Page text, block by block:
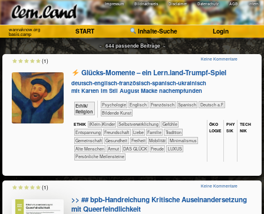
Impressum Bildnachweis Disclaimer Datenschutz AGB Intern
wannaknow.org
basis.camp START Inhalte-Suche Login
~ 644 passende Beiträge ~
Glücks-Momente – ein Lern.land-Trumpf-Spiel
deutsch-englisch-französisch-spanisch-ukrainisch
mit Karten im Stil August Macke nachempfunden
​​​​​​​​​​Ethik/​
Religion
​​​​​​​​​​Psychologie ​​​​Englisch ​​​​Französisch ​​​​Spanisch
​​​Deutsch a.F.
Bildende Kunst
ETHIK (Klein-)Kinder ​​​​​​​​​​​​​​​​​​​​​​​​​​​​​​​​​​​​​​​​Selbst­verwirklichung
​​​​​​​​​​​​​​​Gefühle
​​​​​​​​​​​​​Entspannung
​​​​​​​​​​​​Freundschaft ​​​​​​​​​​​​Liebe ​​​​​​​​​​​Familie
​​​​​​​​​​​Tradition
​​​​​​​​​​Gemeinschaft
​​​​​​Gesundheit ​​​Freiheit ​​​Mobilität
​​Minimalismus
Alte Menschen
Armut DAS GLÜCK Freude
LUXUS
Persönliche Meilensteine
ÖKO​
LOGIE
PHY​
SIK
TECH​
NIK
Keine Kommentare
(1)
>> ## bpb-Handreichung Kritische Auseinandersetzung
mit Queerfeindlichkeit
Keine Kommentare
(1)